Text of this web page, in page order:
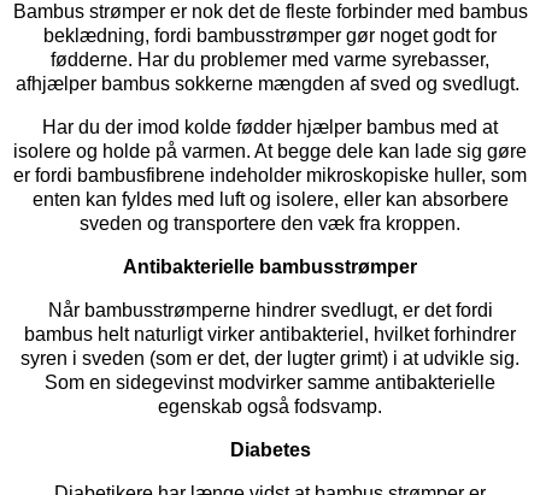
Bambus strømper er nok det de fleste forbinder med bambus
beklædning, fordi bambusstrømper gør noget godt for
fødderne. Har du problemer med varme syrebasser,
afhjælper bambus sokkerne mængden af sved og svedlugt.
Har du der imod kolde fødder hjælper bambus med at
isolere og holde på varmen. At begge dele kan lade sig gøre
er fordi bambusfibrene indeholder mikroskopiske huller, som
enten kan fyldes med luft og isolere, eller kan absorbere
sveden og transportere den væk fra kroppen.
Antibakterielle bambusstrømper
Når bambusstrømperne hindrer svedlugt, er det fordi
bambus helt naturligt virker antibakteriel, hvilket forhindrer
syren i sveden (som er det, der lugter grimt) i at udvikle sig.
Som en sidegevinst modvirker samme antibakterielle
egenskab også fodsvamp.
Diabetes